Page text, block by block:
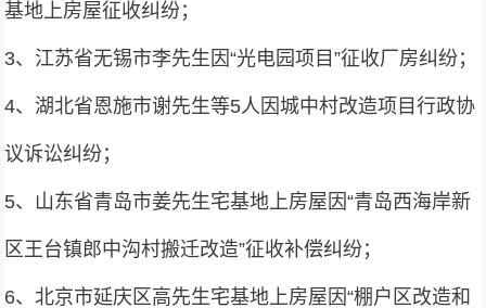
基地上房屋征收纠纷；
3、江苏省无锡市李先生因“光电园项目”征收厂房纠纷；
4、湖北省恩施市谢先生等5人因城中村改造项目行政协
议诉讼纠纷；
5、山东省青岛市姜先生宅基地上房屋因“青岛西海岸新
区王台镇郎中沟村搬迁改造”征收补偿纠纷；
6、北京市延庆区高先生宅基地上房屋因“棚户区改造和